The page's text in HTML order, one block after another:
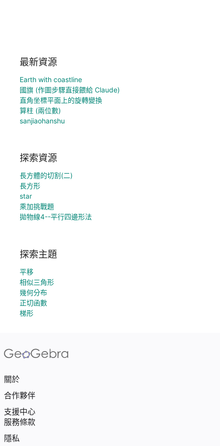
最新資源
Earth with coastline
國旗 (作圖步驟直接餵給 Claude)
直角坐標平面上的旋轉變換
算柱 (兩位數)
sanjiaohanshu
探索資源
長方體的切割(二)
長方形
star
乘加挑戰題
拋物線4--平行四邊形法
探索主題
平移
相似三角形
幾何分布
正切函數
梯形
關於
合作夥伴
支援中心
服務條款
隱私